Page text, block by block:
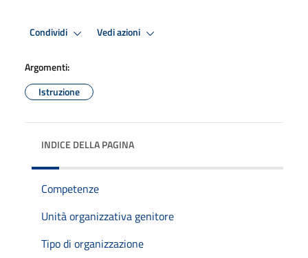
Condividi Vedi azioni
Argomenti:
Istruzione
INDICE DELLA PAGINA
Competenze
Unità organizzativa genitore
Tipo di organizzazione